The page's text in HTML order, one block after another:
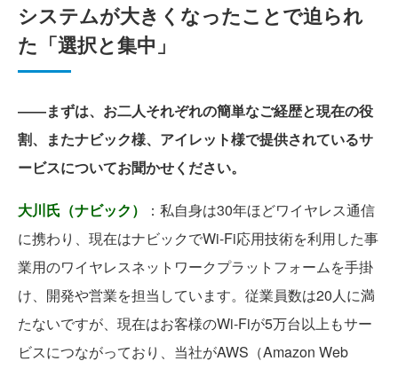
システムが大きくなったことで迫られ
た「選択と集中」
――まずは、お二人それぞれの簡単なご経歴と現在の役
割、またナビック様、アイレット様で提供されているサ
ービスについてお聞かせください。
大川氏（ナビック）
：私自身は30年ほどワイヤレス通信
に携わり、現在はナビックでWi-Fi応用技術を利用した事
業用のワイヤレスネットワークプラットフォームを手掛
け、開発や営業を担当しています。従業員数は20人に満
たないですが、現在はお客様のWi-Fiが5万台以上もサー
ビスにつながっており、当社がAWS（Amazon Web